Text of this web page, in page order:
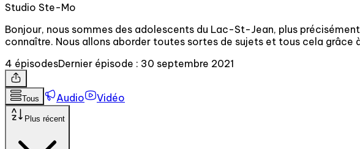
Studio Ste-Mo
Bonjour, nous sommes des adolescents du Lac-St-Jean, plus
connaître. Nous allons aborder toutes sortes de sujets et tous cela grâce
4 épisodesDernier épisode : 30 septembre 2021
Tous Audio Vidéo
Plus récent